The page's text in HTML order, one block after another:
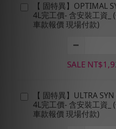
【 固特異】OPTIMAL
4L完工價- 含安裝工資_
車款報價 現場付款)
SALE
【 固特異】ULTRA
4L完工價- 含安裝工資_
車款報價 現場付款)